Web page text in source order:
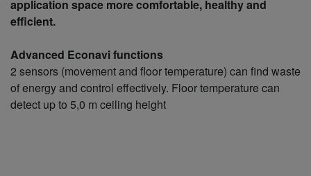
application space more comfortable, healthy and
efficient.
Advanced Econavi functions
2 sensors (movement and floor temperature) can find waste
of energy and control effectively. Floor temperature can
detect up to 5,0 m ceiling height